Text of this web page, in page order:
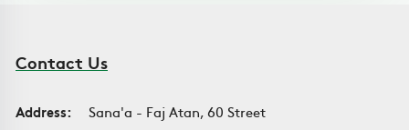
Contact Us
Address:
Sana'a - Faj Atan, 60 Street